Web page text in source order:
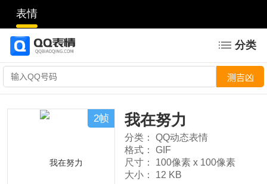
表情
分类
2帧 我在努力
分类：
QQ动态表情
格式：
GIF
尺寸：
100像素 x 100像素
大小：
12 KB